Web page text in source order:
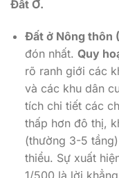
Đất Ở.
Đất ở Nông thôn
đón nhất. Quy
rõ ranh giới các
và các khu dân
tích chi tiết các
thấp hơn đô thị,
(thường 3-5
thiểu. Sự xuất
1/500 là lời